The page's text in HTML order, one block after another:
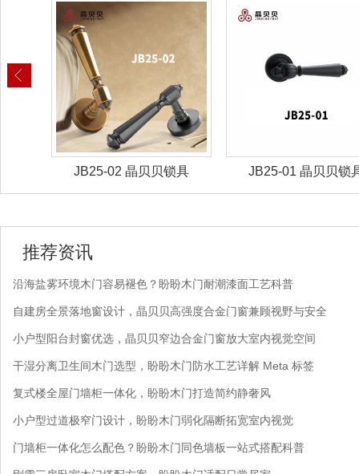
JB25-02 晶贝贝锁具 JB25-01 晶贝贝锁
推荐资讯
沿海盐雾环境木门容易褪色？盼盼木门耐潮漆面工艺科普
自建房全景落地窗设计，晶贝贝高强度合金门窗兼顾视野与安全
小户型阳台封窗优选，晶贝贝窄边合金门窗放大室内视觉空间
干湿分离卫生间木门选型，盼盼木门防水工艺详解 Meta 标签
复式楼全屋门墙柜一体化，盼盼木门打造简约静奢风
小户型过道极窄门设计，盼盼木门弱化隔断拓宽室内视觉
门墙柜一体化怎么配色？盼盼木门同色墙板一站式搭配科普